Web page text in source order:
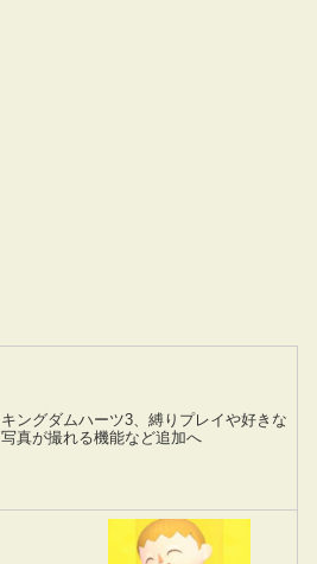
キングダムハーツ3、縛りプレイや好きな
写真が撮れる機能など追加へ